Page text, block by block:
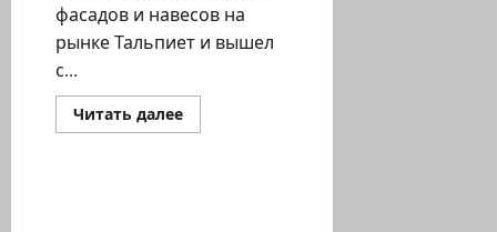
фасадов и навесов на
рынке Тальпиет и вышел
с...
Читать далееПрочитать
больше
Новости Хайфы (архив)